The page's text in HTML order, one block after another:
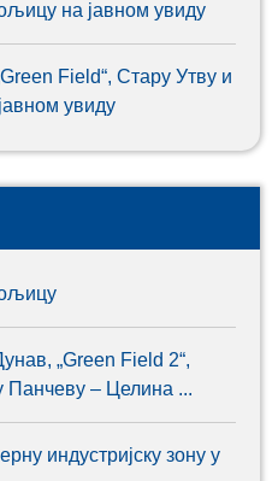
на јавном увиду
Field“, Стару Утву и
увиду
„Green Field 2“,
Панчеву – Целина ...
индустријску зону у